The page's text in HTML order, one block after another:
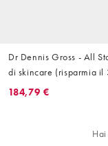
Dr Dennis Gross - All
di skincare (risparmia il
184,79 €